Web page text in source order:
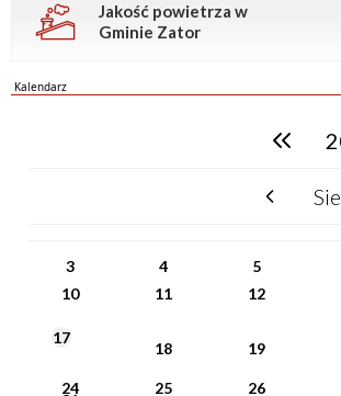
Jakość powietrza w
Gminie Zator
Kalendarz
poprzedni rok
poprzedni
3 4 5
10
11 12
17
18 19
24 25 26